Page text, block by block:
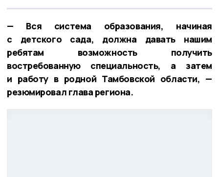
— Вся система образования, начиная
с детского сада, должна давать нашим
ребятам возможность получить
востребованную специальность, а затем
и работу в родной Тамбовской области, —
резюмировал глава региона.